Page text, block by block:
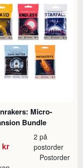
Micro-
Bundle
kr
2 på
postorder
Postorder